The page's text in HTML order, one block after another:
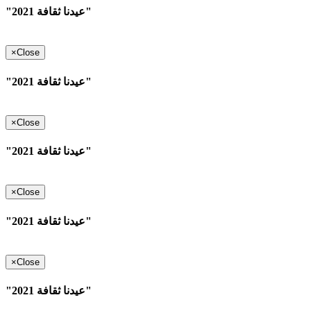
"عيدنا ثقافة 2021"
×Close
"عيدنا ثقافة 2021"
×Close
"عيدنا ثقافة 2021"
×Close
"عيدنا ثقافة 2021"
×Close
"عيدنا ثقافة 2021"